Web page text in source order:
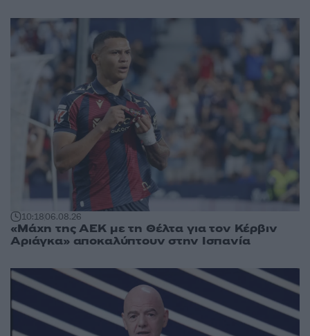
10:1806.08.26
«Μάχη της ΑΕΚ με τη Θέλτα για τον Κέρβιν
Αριάγκα» αποκαλύπτουν στην Ισπανία